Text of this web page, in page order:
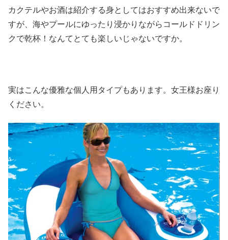
カクテルやお酒は紹介する身としてはおすすめ出来ないで
すが、海やプールにゆったり浸かりながらコールドドリン
クで乾杯！なんてとても楽しいじゃないですか。
実はこんな優雅な個人用タイプもあります。女王様お座り
ください。